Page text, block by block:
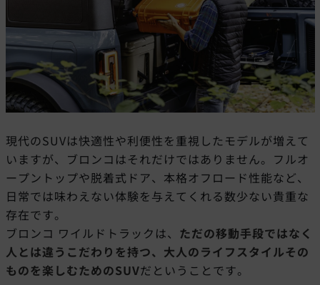
現代のSUVは快適性や利便性を重視したモデルが増えて
いますが、ブロンコはそれだけではありません。フルオ
ープントップや脱着式ドア、本格オフロード性能など、
日常では味わえない体験を与えてくれる数少ない貴重な
存在です。
ブロンコ ワイルドトラックは、 ただの移動手段ではなく
人とは違うこだわりを持つ、大人のライフスタイルその
ものを楽しむためのSUVだということです。